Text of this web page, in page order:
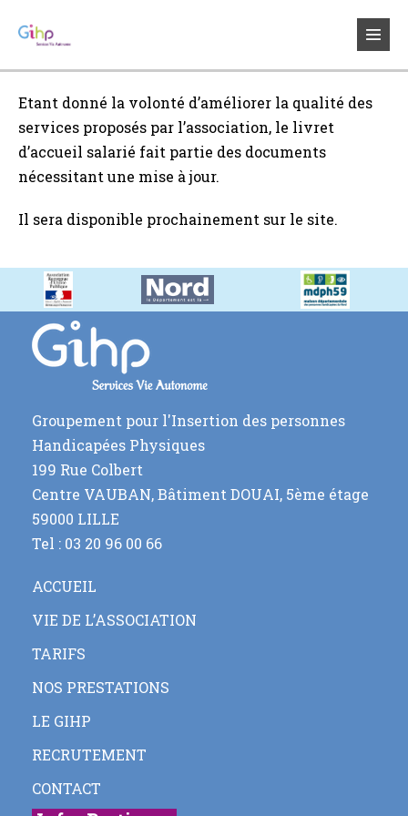
Etant donné la volonté d’améliorer la qualité des
services proposés par l’association, le livret
d’accueil salarié fait partie des documents
nécessitant une mise à jour.
Il sera disponible prochainement sur le site.
Groupement pour l'Insertion des personnes
Handicapées Physiques
199 Rue Colbert
Centre VAUBAN, Bâtiment DOUAI, 5ème étage
59000 LILLE
Tel : 03 20 96 00 66
ACCUEIL
VIE DE L’ASSOCIATION
TARIFS
NOS PRESTATIONS
LE GIHP
RECRUTEMENT
CONTACT